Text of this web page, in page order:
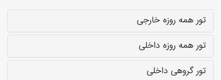
تور همه روزه خارجی
تور همه روزه داخلی
تور گروهی داخلی